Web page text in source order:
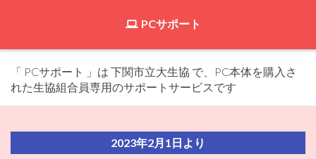
PCサポート
「 PCサポート 」は 下関市立大生協 で、PC本体を購入さ
れた生協組合員専用のサポートサービスです
2023年2⽉1⽇より